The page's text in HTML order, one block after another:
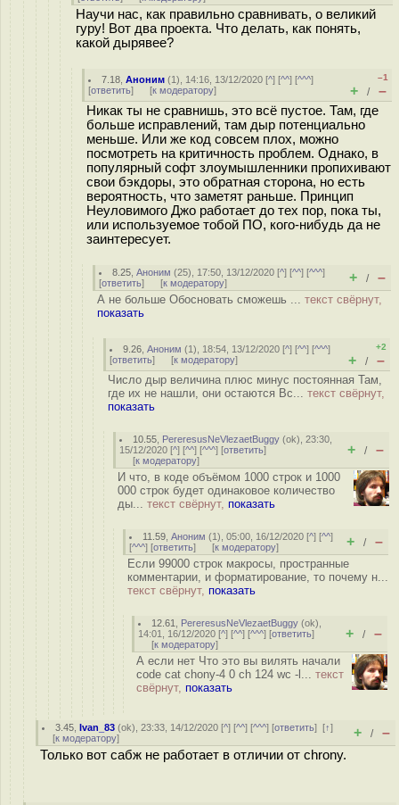
Научи нас, как правильно сравнивать, о великий
гуру! Вот два проекта. Что делать, как понять,
какой дырявее?
7.18 ,Аноним (1), 14:16, 13/12/2020 [^] [^^] [^^^]
[ответить] [к модератору]
–1
+ / –
Никак ты не сравнишь, это всё пустое. Там, где
больше исправлений, там дыр потенциально
меньше. Или же код совсем плох, можно
посмотреть на критичность проблем. Однако, в
популярный софт злоумышленники пропихивают
свои бэкдоры, это обратная сторона, но есть
вероятность, что заметят раньше. Принцип
Неуловимого Джо работает до тех пор, пока ты,
или используемое тобой ПО, кого-нибудь да не
заинтересует.
8.25 ,Аноним (25), 17:50, 13/12/2020 [^] [^^] [^^^]
[ответить] [к модератору] + / –
А не больше Обосновать сможешь ... текст свёрнут,
показать
9.26 ,Аноним (1), 18:54, 13/12/2020 [^] [^^] [^^^]
[ответить] [к модератору]
+2
+ / –
Число дыр величина плюс минус постоянная Там,
где их не нашли, они остаются Вс... текст свёрнут,
показать
10.55 PereresusNeVlezaetBuggy (ok), 23:30,
15/12/2020 [^] [^^] [^^^] [ответить]
[к модератору]
+ / –
И что, в коде объёмом 1000 строк и 1000
000 строк будет одинаковое количество
ды... текст свёрнут, показать
11.59 ,Аноним (1), 05:00, 16/12/2020 [^] [^^]
[^^^] [ответить] [к модератору] + / –
Если 99000 строк макросы, пространные
комментарии, и форматирование, то почему н...
текст свёрнут, показать
12.61 PereresusNeVlezaetBuggy (ok),
14:01, 16/12/2020 [^] [^^] [^^^] [ответить]
[к модератору]
+ / –
А если нет Что это вы вилять начали
code cat chony-4 0 ch 124 wc -l... текст
свёрнут, показать
3.45 ,Ivan_83 (ok), 23:33, 14/12/2020 [^] [^^] [^^^] [ответить][↑]
[к модератору] + / –
Только вот сабж не работает в отличии от chrony.